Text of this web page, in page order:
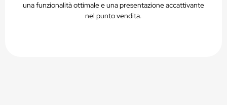
una funzionalità ottimale e una presentazione accattivante
nel punto vendita.